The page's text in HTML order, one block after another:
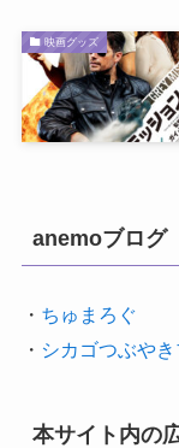
映画グッズ
anemoブログ
・ ちゅまろぐ
・ シカゴつぶや
本サイト内の